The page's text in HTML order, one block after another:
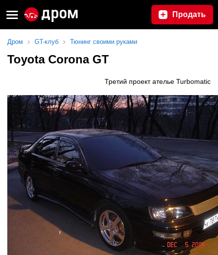
Продать
Дром GT-клуб Тюнинг своими руками
Toyota Corona GT
Третий проект ателье Turbomatic